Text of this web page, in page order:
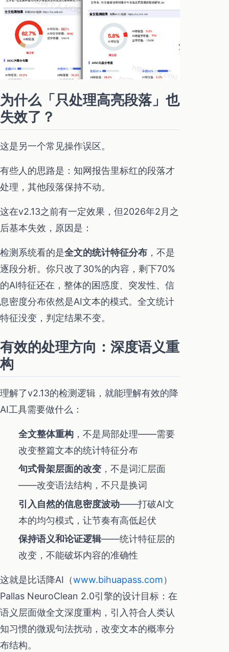
为什么「只处理高亮段落」也
失效了？
这是另一个常见操作误区。
有些人的思路是：知网报告里标红的段落才
处理，其他段落保持不动。
这在v2.13之前有一定效果，但2026年2月之
后基本失效，原因是：
检测系统看的是全文的统计特征分布 ，不是
逐段分析。你只改了30%的内容，剩下70%
的AI特征还在，整体的困惑度、突发性、信
息密度分布依然是AI文本的模式。全文统计
特征没变，判定结果不变。
有效的处理方向：深度语义重
构
理解了v2.13的检测逻辑，就能理解有效的降
AI工具需要做什么：
全文整体重构 ，不是局部处理——需要
改变整篇文本的统计特征分布
句式骨架层面的改变 ，不是词汇层面
——改变语法结构，不只是换词
引入自然的信息密度波动——打破AI文
本的均匀模式，让节奏有高低起伏
保持语义和论证逻辑——统计特征层的
改变，不能破坏内容的准确性
这就是比话降AI（www.bihuapass.com）
Pallas NeuroClean 2.0引擎的设计目标：在
语义层面做全文深度重构，引入符合人类认
知习惯的微观句法扰动，改变文本的概率分
布结构。